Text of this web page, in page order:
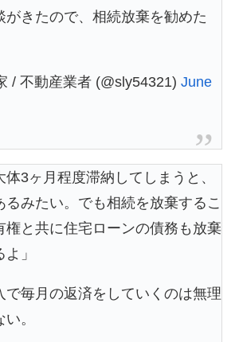
がきたので、相続放棄を勧めた
/ 不動産業者 (@sly54321) June
体3ヶ月程度滞納してしまうと、
るみたい。でも相続を放棄するこ
権と共に住宅ローンの債務も放棄
」
で毎月の返済をしていくのは無理
。